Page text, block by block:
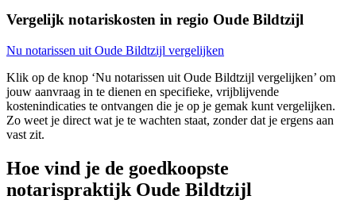
Vergelijk notariskosten in regio Oude Bildtzijl
Nu notarissen uit Oude Bildtzijl vergelijken
Klik op de knop ‘Nu notarissen uit Oude Bildtzijl vergelijken’ om
jouw aanvraag in te dienen en specifieke, vrijblijvende
kostenindicaties te ontvangen die je op je gemak kunt vergelijken.
Zo weet je direct wat je te wachten staat, zonder dat je ergens aan
vast zit.
Hoe vind je de goedkoopste
notarispraktijk Oude Bildtzijl